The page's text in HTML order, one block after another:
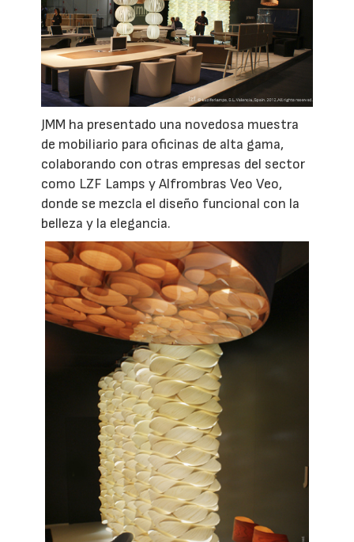
JMM ha presentado una novedosa muestra
de mobiliario para oficinas de alta gama,
colaborando con otras empresas del sector
como LZF Lamps y Alfrombras Veo Veo,
donde se mezcla el diseño funcional con la
belleza y la elegancia.